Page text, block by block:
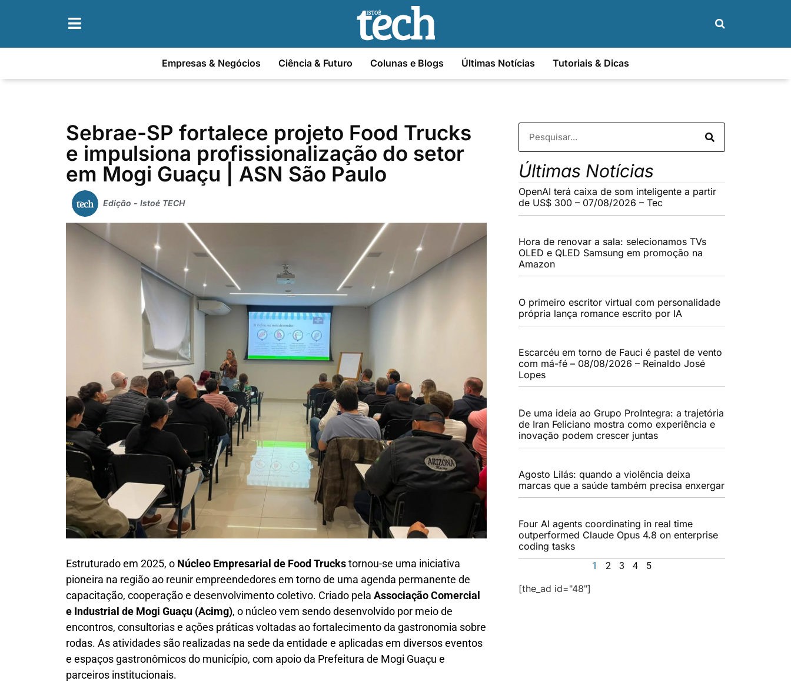
Empresas & Negócios Ciência & Futuro Colunas e Blogs Últimas Notícias Tutoriais & Dicas
Sebrae-SP fortalece projeto Food Trucks
e impulsiona profissionalização do setor
em Mogi Guaçu | ASN São Paulo
Edição - Istoé TECH
Estruturado em 2025, o Núcleo Empresarial de Food Truckstornou-se uma iniciativa
pioneira na região ao reunir empreendedores em torno de uma agenda permanente de
capacitação, cooperação e desenvolvimento coletivo. Criado pela Associação Comercial
e Industrial de Mogi Guaçu (Acimg), o núcleo vem sendo desenvolvido por meio de
encontros, consultorias e ações práticas voltadas ao fortalecimento da gastronomia sobre
rodas. As atividades são realizadas na sede da entidade e aplicadas em diversos eventos
e espaços gastronômicos do município, com apoio da Prefeitura de Mogi Guaçu e
parceiros institucionais.
Últimas Notícias
OpenAI terá caixa de som inteligente a partir
de US$ 300 – 07/08/2026 – Tec
Hora de renovar a sala: selecionamos TVs
OLED e QLED Samsung em promoção na
Amazon
O primeiro escritor virtual com personalidade
própria lança romance escrito por IA
Escarcéu em torno de Fauci é pastel de vento
com má-fé – 08/08/2026 – Reinaldo José
Lopes
De uma ideia ao Grupo ProIntegra: a trajetória
de Iran Feliciano mostra como experiência e
inovação podem crescer juntas
Agosto Lilás: quando a violência deixa
marcas que a saúde também precisa enxergar
Four AI agents coordinating in real time
outperformed Claude Opus 4.8 on enterprise
coding tasks
1 2 3 4 5
[the_ad id="48"]